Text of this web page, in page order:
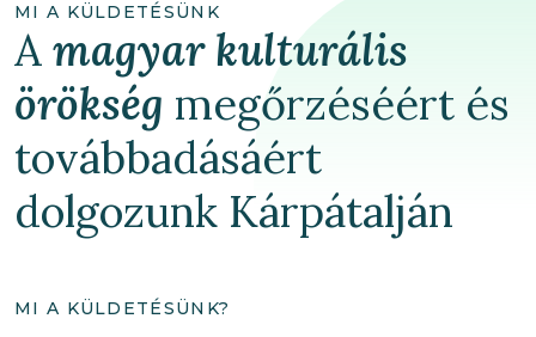
MI A KÜLDETÉSÜNK
Amagyar kulturális
örökség megőrzéséért és
továbbadásáért
dolgozunk Kárpátalján
MI A KÜLDETÉSÜNK?